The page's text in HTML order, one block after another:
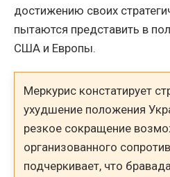
достижению своих
пытаются представить в
США и Европы.
Меркурис констатирует
ухудшение положения
резкое сокращение
организованного
подчеркивает, что